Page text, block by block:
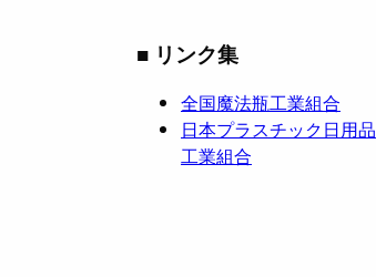
■ リンク集
全国魔法瓶工業組合
日本プラスチック日用品
工業組合